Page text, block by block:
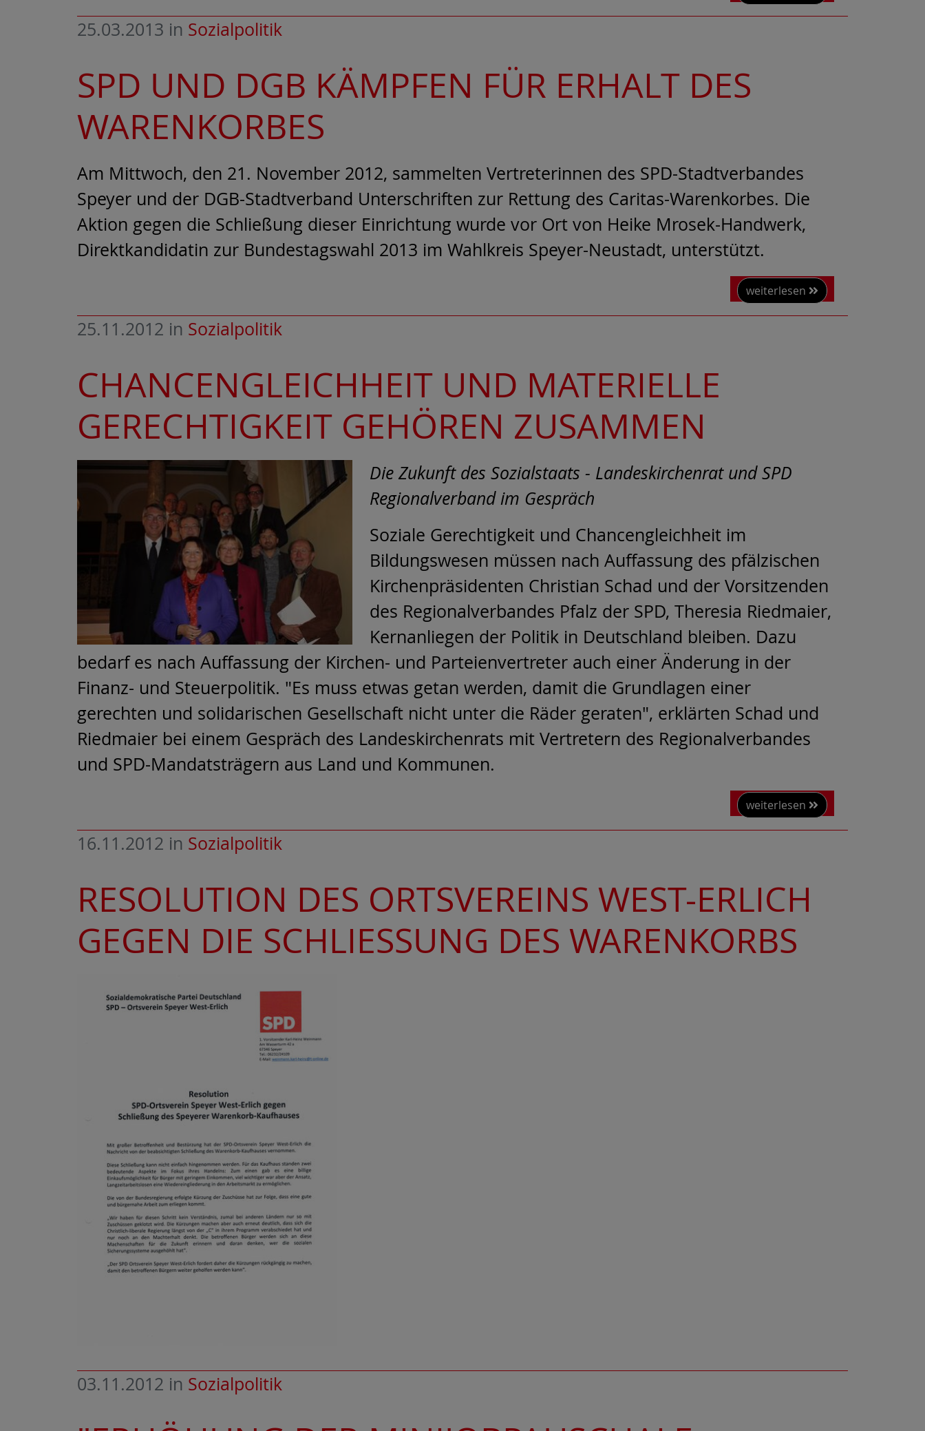
25.03.2013 in Sozialpolitik
SPD UND DGB KÄMPFEN FÜR ERHALT DES
WARENKORBES
Am Mittwoch, den 21. November 2012, sammelten Vertreterinnen des SPD-Stadtverbandes
Speyer und der DGB-Stadtverband Unterschriften zur Rettung des Caritas-Warenkorbes. Die
Aktion gegen die Schließung dieser Einrichtung wurde vor Ort von Heike Mrosek-Handwerk,
Direktkandidatin zur Bundestagswahl 2013 im Wahlkreis Speyer-Neustadt, unterstützt.
weiterlesen
25.11.2012 in Sozialpolitik
CHANCENGLEICHHEIT UND MATERIELLE
GERECHTIGKEIT GEHÖREN ZUSAMMEN
Die Zukunft des Sozialstaats - Landeskirchenrat und SPD
Regionalverband im Gespräch
Soziale Gerechtigkeit und Chancengleichheit im
Bildungswesen müssen nach Auffassung des pfälzischen
Kirchenpräsidenten Christian Schad und der Vorsitzenden
des Regionalverbandes Pfalz der SPD, Theresia Riedmaier,
Kernanliegen der Politik in Deutschland bleiben. Dazu
bedarf es nach Auffassung der Kirchen- und Parteienvertreter auch einer Änderung in der
Finanz- und Steuerpolitik. "Es muss etwas getan werden, damit die Grundlagen einer
gerechten und solidarischen Gesellschaft nicht unter die Räder geraten", erklärten Schad und
Riedmaier bei einem Gespräch des Landeskirchenrats mit Vertretern des Regionalverbandes
und SPD-Mandatsträgern aus Land und Kommunen.
weiterlesen
16.11.2012 in Sozialpolitik
RESOLUTION DES ORTSVEREINS WEST-ERLICH
GEGEN DIE SCHLIESSUNG DES WARENKORBS
03.11.2012 in Sozialpolitik